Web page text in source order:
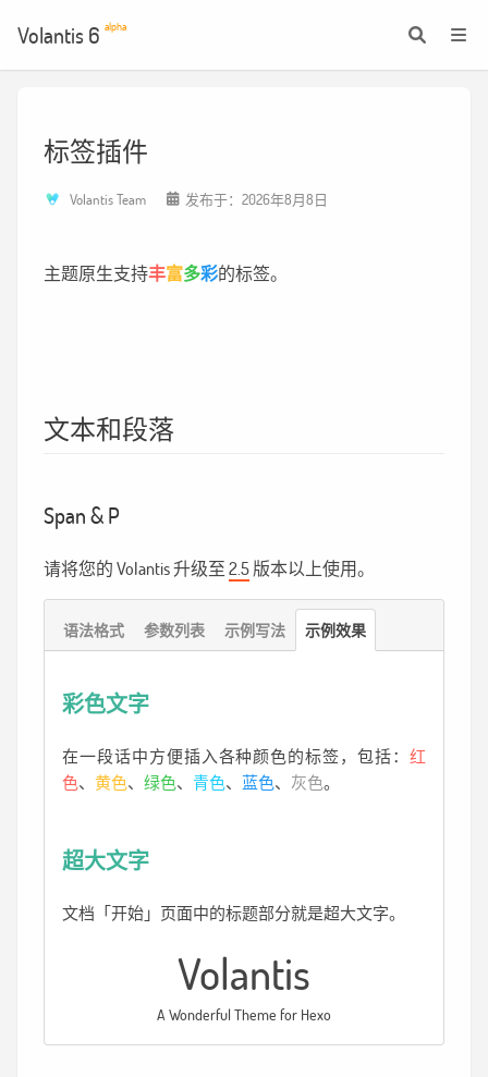
Volantis 6 alpha
标签插件
Volantis Team 发布于：2026年8月8日
主题原生支持丰富多彩的标签。
文本和段落
Span & P
请将您的 Volantis 升级至2.5版本以上使用。
语法格式 参数列表 示例写法 示例效果
彩色文字
在一段话中方便插入各种颜色的标签，包括： 红
色、 黄色、 绿色、 青色、 蓝色、 灰色。
超大文字
文档「开始」页面中的标题部分就是超大文字。
Volantis
A Wonderful Theme for Hexo